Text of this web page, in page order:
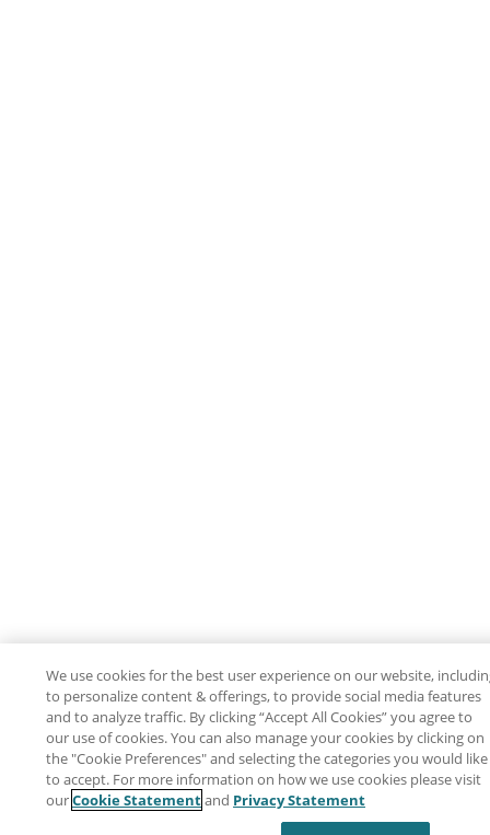
We use cookies for the best user experience on our website,
to personalize content & offerings, to provide social media features
and to analyze traffic. By clicking “Accept All Cookies” you agree to
our use of cookies. You can also manage your cookies by clicking on
the "Cookie Preferences" and selecting the categories you would like
to accept. For more information on how we use cookies please visit
ourCookie Statementand Privacy Statement